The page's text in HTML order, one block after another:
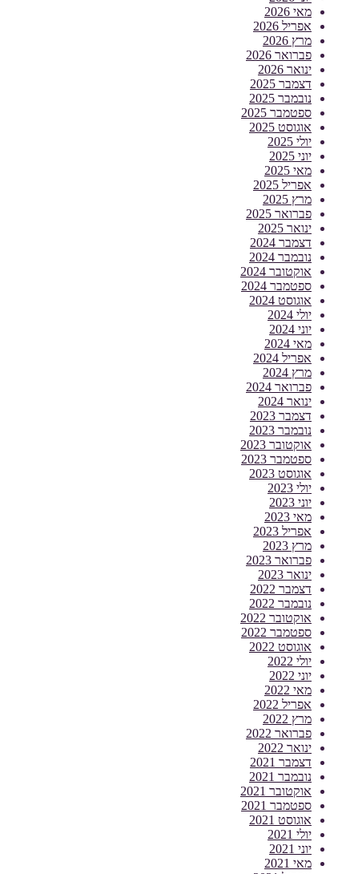
מאי 2026
אפריל 2026
מרץ 2026
פברואר 2026
ינואר 2026
דצמבר 2025
נובמבר 2025
ספטמבר 2025
אוגוסט 2025
יולי 2025
יוני 2025
מאי 2025
אפריל 2025
מרץ 2025
פברואר 2025
ינואר 2025
דצמבר 2024
נובמבר 2024
אוקטובר 2024
ספטמבר 2024
אוגוסט 2024
יולי 2024
יוני 2024
מאי 2024
אפריל 2024
מרץ 2024
פברואר 2024
ינואר 2024
דצמבר 2023
נובמבר 2023
אוקטובר 2023
ספטמבר 2023
אוגוסט 2023
יולי 2023
יוני 2023
מאי 2023
אפריל 2023
מרץ 2023
פברואר 2023
ינואר 2023
דצמבר 2022
נובמבר 2022
אוקטובר 2022
ספטמבר 2022
אוגוסט 2022
יולי 2022
יוני 2022
מאי 2022
אפריל 2022
מרץ 2022
פברואר 2022
ינואר 2022
דצמבר 2021
נובמבר 2021
אוקטובר 2021
ספטמבר 2021
אוגוסט 2021
יולי 2021
יוני 2021
מאי 2021